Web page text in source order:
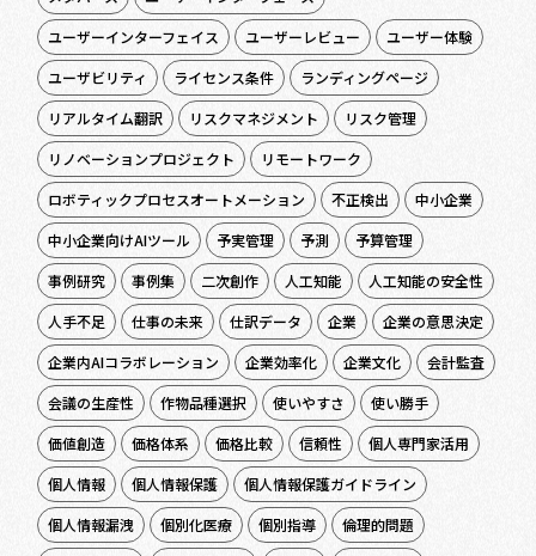
ユーザーインターフェイス
ユーザーレビュー
ユーザー体験
ユーザビリティ
ライセンス条件
ランディングページ
リアルタイム翻訳
リスクマネジメント
リスク管理
リノベーションプロジェクト
リモートワーク
ロボティックプロセスオートメーション
不正検出
中小企業
中小企業向けAIツール
予実管理 予測
予算管理
事例研究
事例集 二次創作 人工知能
人工知能の安全性
人手不足
仕事の未来 仕訳データ 企業
企業の意思決定
企業内AIコラボレーション
企業効率化 企業文化
会計監査
会議の生産性
作物品種選択 使いやすさ
使い勝手
価値創造
価格体系 価格比較 信頼性
個人専門家活用
個人情報
個人情報保護
個人情報保護ガイドライン
個人情報漏洩
個別化医療 個別指導
倫理的問題